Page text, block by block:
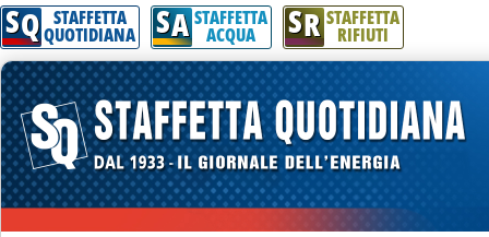
SQ STAFFETTA
QUOTIDIANA SA STAFFETTA
ACQUA SR STAFFETTA
RIFIUTI